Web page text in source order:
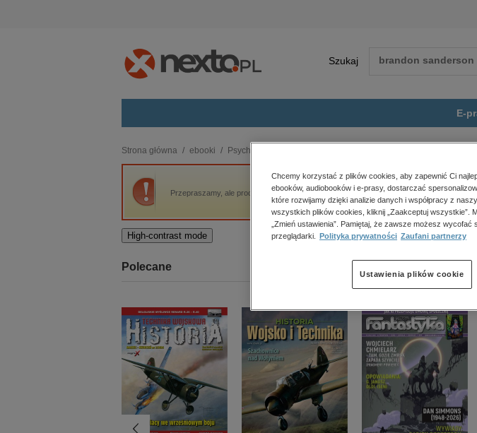
Szukaj
E-
budownictwo, aranżacja wnętrz
biznesowe, branżowe, gospodarka
darmowe wydania
edukacja
kobiece, lifestyle, kultura
polityka, społeczno-
psychologiczne
inne
popularno-naukowe
historia
zdrowie
religie
Strona główna ebooki Psychologia
Przepraszamy, ale produkt „Skuteczna resocjalizacja: Doświadczenia i propozycje” nie
High-contrast mode
Polecane
Chcemy korzystać z plików cookies, aby zapewnić Ci
ebooków, audiobooków i e-prasy, dostarczać
które rozwijamy dzięki analizie danych i współpracy z
wszystkich plików cookies, kliknij „Zaakceptuj wszystkie”.
„Zmień ustawienia”. Pamiętaj, że zawsze możesz
przeglądarki.
Polityka prywatności Zaufani partnerzy
Ustawienia plików cookie